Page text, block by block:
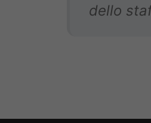
dello